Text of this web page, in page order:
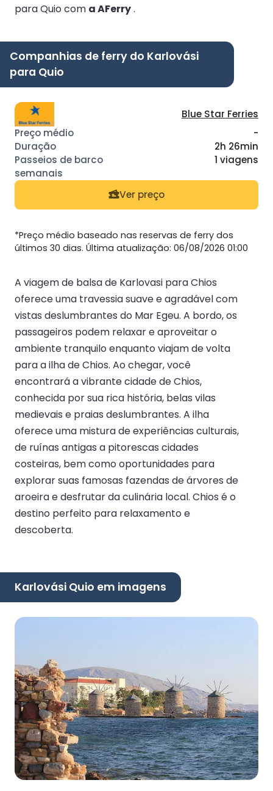
para Quio com a AFerry.
Companhias de ferry do Karlovási
para Quio
Blue Star Ferries
-
2h 26min
1 viagens
Ver preço
*Preço médio baseado nas reservas de ferry dos
últimos 30 dias. Última atualização: 06/08/2026 01:00
A viagem de balsa de Karlovasi para Chios
oferece uma travessia suave e agradável com
vistas deslumbrantes do Mar Egeu. A bordo, os
passageiros podem relaxar e aproveitar o
ambiente tranquilo enquanto viajam de volta
para a ilha de Chios. Ao chegar, você
encontrará a vibrante cidade de Chios,
conhecida por sua rica história, belas vilas
medievais e praias deslumbrantes. A ilha
oferece uma mistura de experiências culturais,
de ruínas antigas a pitorescas cidades
costeiras, bem como oportunidades para
explorar suas famosas fazendas de árvores de
aroeira e desfrutar da culinária local. Chios é o
destino perfeito para relaxamento e
descoberta.
Karlovási Quio em imagens